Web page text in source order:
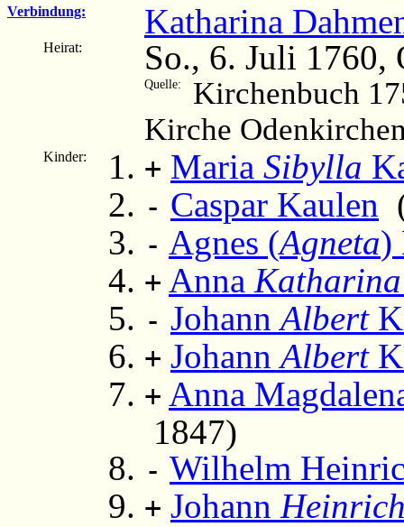
Verbindung: Katharina
Heirat: So., 6. Juli 1760,
Quelle:
Kirchenbuch
Kirche
Kinder: + Maria Sibylla
- Caspar Kaulen
- Agnes (Agneta)
+ Anna Katharina
- JohannAlbert
+ JohannAlbert
+ Anna
1847)
- Wilhelm
+ Johann